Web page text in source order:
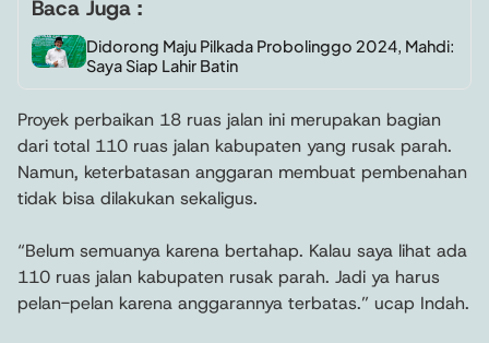
Baca Juga :
Didorong Maju Pilkada Probolinggo 2024, Mahdi:
Saya Siap Lahir Batin
Proyek perbaikan 18 ruas jalan ini merupakan bagian
dari total 110 ruas jalan kabupaten yang rusak parah.
Namun, keterbatasan anggaran membuat pembenahan
tidak bisa dilakukan sekaligus.
“Belum semuanya karena bertahap. Kalau saya lihat ada
110 ruas jalan kabupaten rusak parah. Jadi ya harus
pelan-pelan karena anggarannya terbatas.” ucap Indah.